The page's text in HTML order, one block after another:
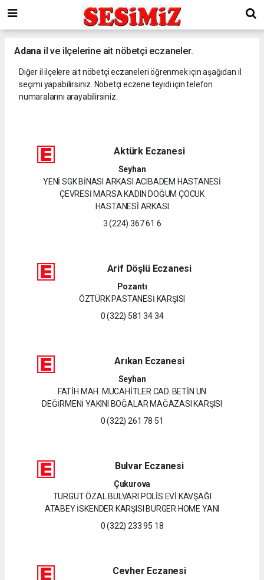
Adana il ve ilçelerine ait nöbetçi eczaneler.
Diğer il ilçelere ait nöbetçi eczaneleri öğrenmek için aşağıdan il
seçimi yapabilirsiniz. Nöbetçi eczene teyidi için telefon
numaralarını arayabilirsiniz.
Aktürk Eczanesi
Seyhan
YENİ SGK BİNASI ARKASI ACIBADEM HASTANESİ
ÇEVRESİ MARSA KADIN DOĞUM ÇOCUK
HASTANESİ ARKASI
3 (224) 367 61 6
Arif Döşlü Eczanesi
Pozantı
ÖZTÜRK PASTANESİ KARŞISI
0 (322) 581 34 34
Arıkan Eczanesi
Seyhan
FATİH MAH. MÜCAHİTLER CAD. BETİN UN
DEĞİRMENİ YAKINI BOĞALAR MAĞAZASI KARŞISI
0 (322) 261 78 51
Bulvar Eczanesi
Çukurova
TURGUT ÖZAL BULVARI POLİS EVİ KAVŞAĞI
ATABEY İSKENDER KARŞISI BURGER HOME YANI
0 (322) 233 95 18
Cevher Eczanesi